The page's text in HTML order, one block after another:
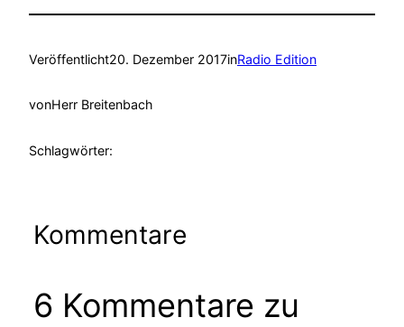
Veröffentlicht20. Dezember 2017inRadio Edition
vonHerr Breitenbach
Schlagwörter:
Kommentare
6 Kommentare zu